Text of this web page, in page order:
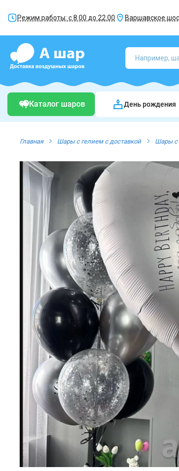
Режим работы: с 8.00 до 22.00 Варшавское
Каталог шаров День рождения
Главная Шары с гелием с доставкой Шары с